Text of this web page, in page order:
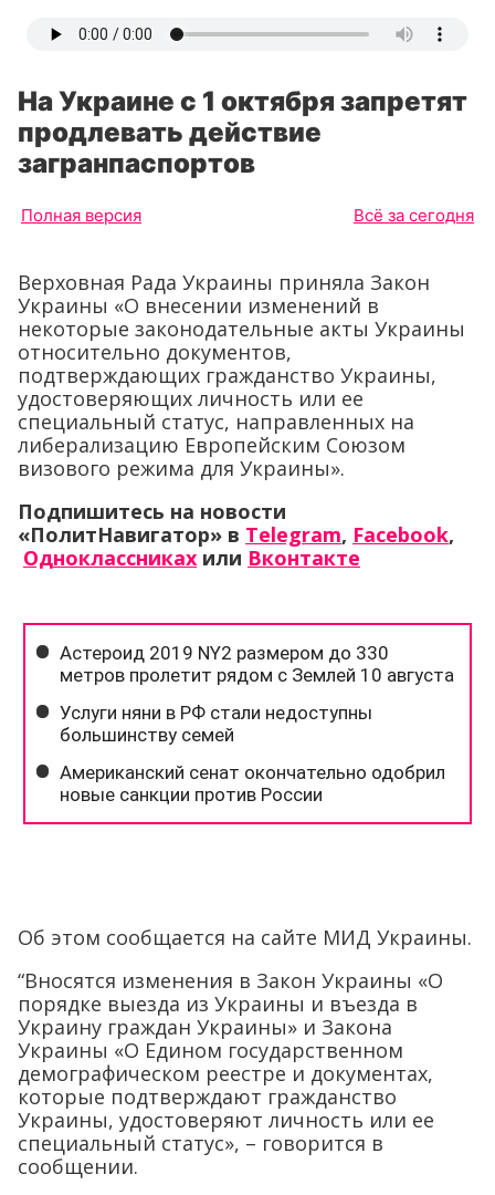
На Украине с 1 октября запретят
продлевать действие
загранпаспортов
Полная версия Всё за сегодня
Верховная Рада Украины приняла Закон
Украины «О внесении изменений в
некоторые законодательные акты Украины
относительно документов,
подтверждающих гражданство Украины,
удостоверяющих личность или ее
специальный статус, направленных на
либерализацию Европейским Союзом
визового режима для Украины».
Подпишитесь на новости
«ПолитНавигатор» в Telegram, Facebook,
Одноклассниках или Вконтакте
Об этом сообщается на сайте МИД Украины.
“Вносятся изменения в Закон Украины «О
порядке выезда из Украины и въезда в
Украину граждан Украины» и Закона
Украины «О Едином государственном
демографическом реестре и документах,
которые подтверждают гражданство
Украины, удостоверяют личность или ее
специальный статус», – говорится в
сообщении.